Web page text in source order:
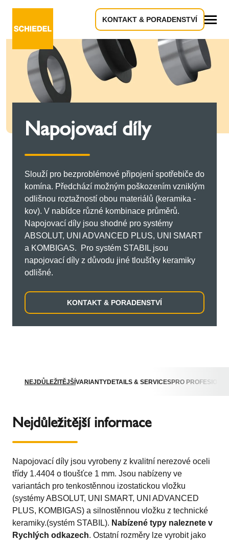
KONTAKT & PORADENSTVÍ
Napojovací díly
Slouží pro bezproblémové připojení spotřebiče do
komína. Předchází možným poškozením vzniklým
odlišnou roztažností obou materiálů (keramika -
kov). V nabídce různé kombinace průměrů.
Napojovací díly jsou shodné pro systémy
ABSOLUT, UNI ADVANCED PLUS, UNI SMART
a KOMBIGAS. Pro systém STABIL jsou
napojovací díly z důvodu jiné tloušťky keramiky
odlišné.
KONTAKT & PORADENSTVÍ
NEJDŮLEŽITĚJŠÍ VARIANTYDETAILS & SERVICESPRO
Nejdůležitější informace
Napojovací díly jsou vyrobeny z kvalitní nerezové oceli
třídy 1.4404 o tloušťce 1 mm. Jsou nabízeny ve
variantách pro tenkostěnnou izostatickou vložku
(systémyABSOLUT, UNI SMART, UNI ADVANCED
PLUS, KOMBIGAS) a silnostěnnou vložku z technické
keramiky.(systém STABIL). Nabízené typy naleznete v
Rychlých odkazech. Ostatní rozměry lze vyrobit jako